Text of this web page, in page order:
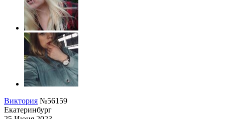
Виктория №56159
Екатеринбург